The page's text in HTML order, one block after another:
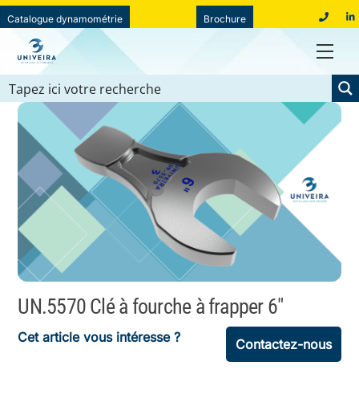
Skip
to
content
Catalogue dynamométrie Brochure
01
39
40
UN.5570 Clé à fourche à frapper 6″
Cet article vous intéresse ? Contactez-nous